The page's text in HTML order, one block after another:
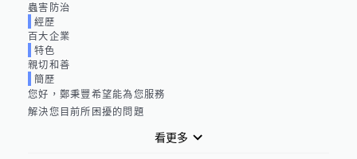
蟲害防治
經歷
百大企業
特色
親切和善
簡歷
您好，鄭秉豐希望能為您服務
解決您目前所困擾的問題
看更多